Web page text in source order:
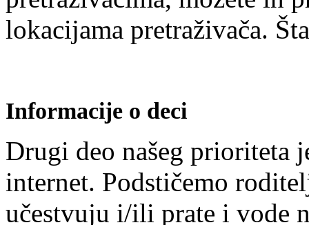
lokacijama pretraživača.
Informacije o deci
Drugi deo našeg prioriteta
internet. Podstičemo
učestvuju i/ili prate i vode